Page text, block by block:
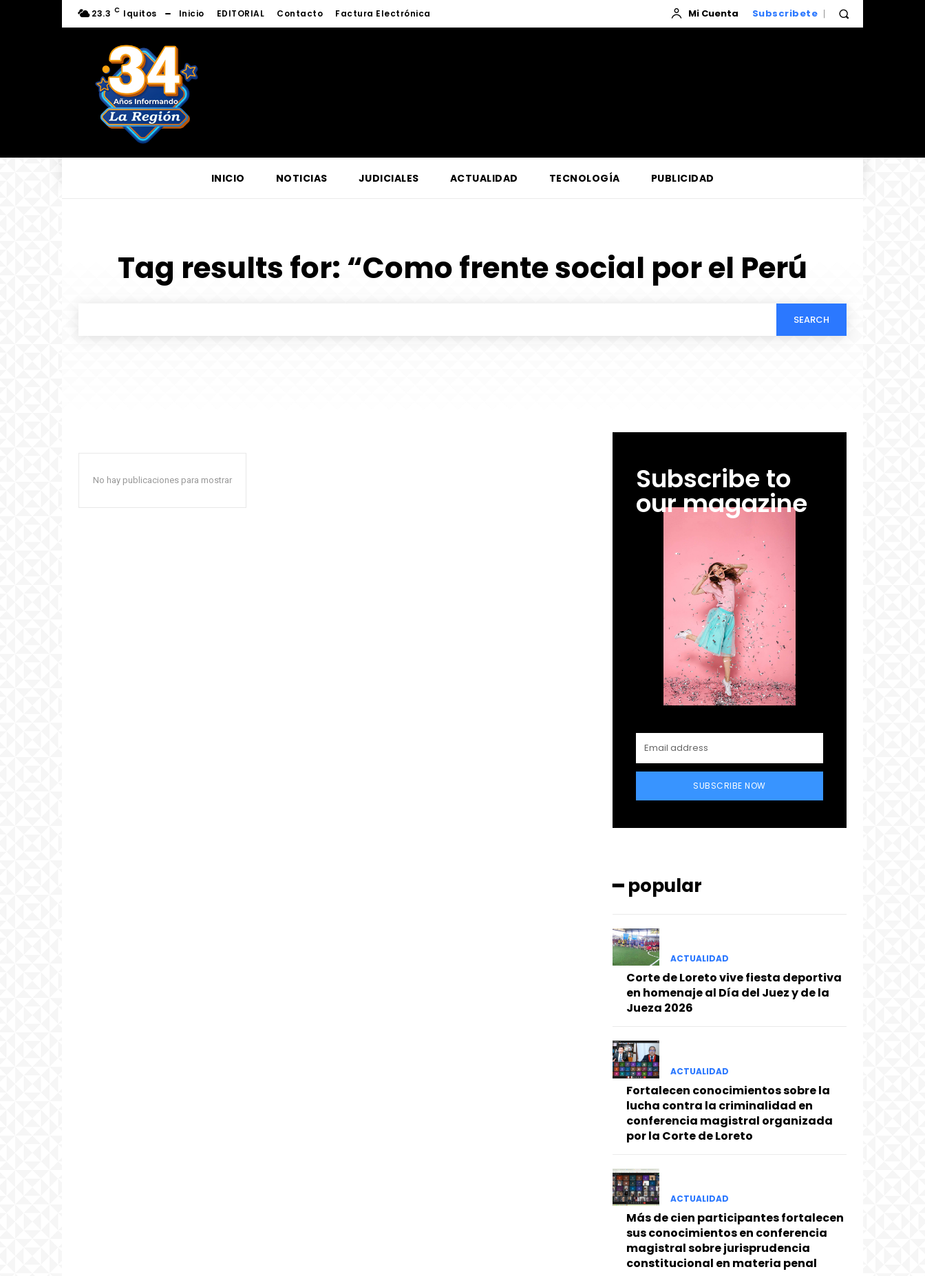
23.3 C Iquitos Inicio EDITORIAL Contacto Factura Electrónica Mi Cuenta Subscribete
INICIO NOTICIAS JUDICIALES ACTUALIDAD TECNOLOGÍA PUBLICIDAD
Tag results for: “Como frente social por el Perú
SEARCH
No hay publicaciones para mostrar Subscribe to
our magazine
SUBSCRIBE NOW
━ popular
ACTUALIDAD
Corte de Loreto vive fiesta deportiva
en homenaje al Día del Juez y de la
Jueza 2026
ACTUALIDAD
Fortalecen conocimientos sobre la
lucha contra la criminalidad en
conferencia magistral organizada
por la Corte de Loreto
ACTUALIDAD
Más de cien participantes fortalecen
sus conocimientos en conferencia
magistral sobre jurisprudencia
constitucional en materia penal